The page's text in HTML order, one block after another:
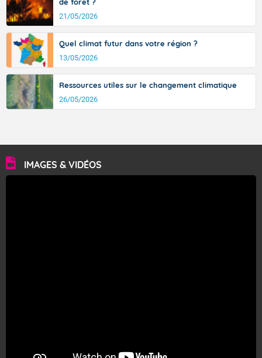
21/05/2026
Quel climat futur dans votre région ?
13/05/2026
Ressources utiles sur le changement climatique
26/05/2026
IMAGES & VIDÉOS